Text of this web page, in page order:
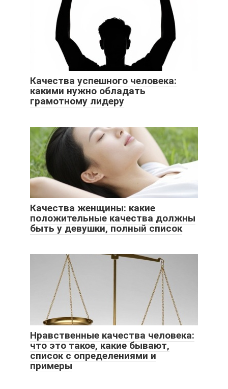
Качества успешного человека:
какими нужно обладать
грамотному лидеру
Качества женщины: какие
положительные качества должны
быть у девушки, полный список
Нравственные качества человека:
что это такое, какие бывают,
список с определениями и
примеры